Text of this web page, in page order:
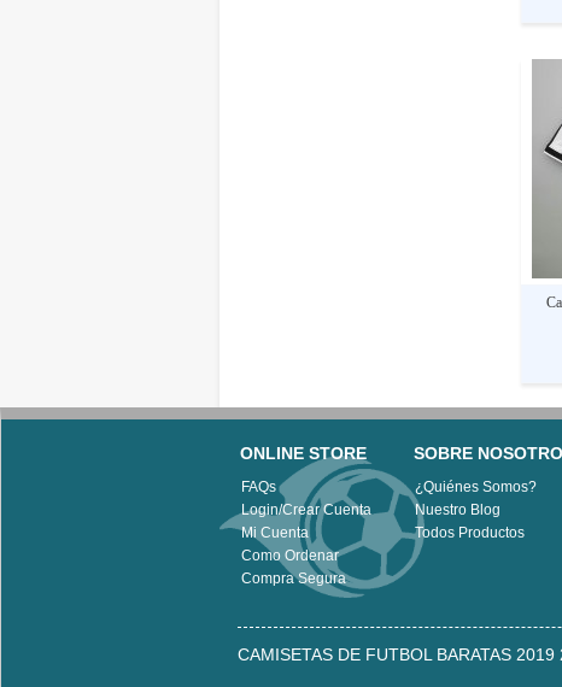
ONLINE STORE
FAQs
Login/Crear Cuenta
Mi Cuenta
Como Ordenar
Compra Segura
SOBRE
¿Quiénes Somos?
Nuestro Blog
Todos Productos
CAMISETAS DE FUTBOL BARATAS 2019